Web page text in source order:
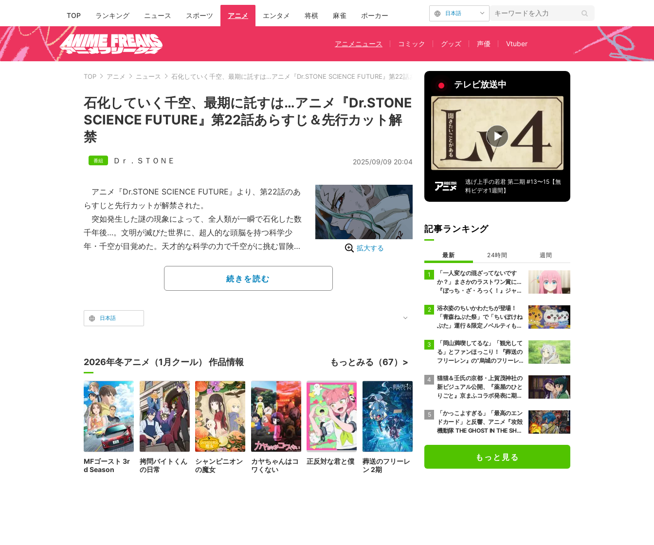
TOP ランキング ニュース スポーツ アニメ エンタメ 将棋 麻雀 ポーカー 日本語
アニメニュース コミック グッズ 声優 Vtuber
TOP アニメ ニュース 石化していく千空、最期に託すは…アニメ『Dr.STONE SCIENCE FUTURE』第22話あらすじ＆先行カット解禁
石化していく千空、最期に託すは…アニメ『Dr.STONE
SCIENCE FUTURE』第22話あらすじ＆先行カット解
禁
Ｄｒ．ＳＴＯＮＥ 2025/09/09 20:04
拡大する
アニメ『Dr.STONE SCIENCE FUTURE』より、第22話のあ
らすじと先行カットが解禁された。
突如発生した謎の現象によって、全人類が一瞬で石化した数
千年後…。文明が滅びた世界に、超人的な頭脳を持つ科学少
年・千空が目覚めた。天才的な科学の力で千空がに挑む冒険譚
社）で 2017年14号から 2022年14号まで連載され、『次にくる
マンガ大賞2018』（コミックス部門2位）、『小学館漫画賞』
万部突破の『Dr.STONE』（原作：稲垣理一郎氏、作画：Boich
i氏）。
続きを読む
日本語
2026年冬アニメ（1月クール） 作品情報 もっとみる（67）
MFゴースト 3r
d Season
拷問バイトくん
の日常
シャンピニオン
の魔女
カヤちゃんはコ
ワくない
正反対な君と僕
葬送のフリーレ
ン 2期
テレビ放送中
逃げ上手の若君 第二期 #13〜15【無
料ビデオ1週間】
記事ランキング
最新 24時間 週間
「一人変なの混ざってないです
か？」まさかのラストワン賞に…
『ぼっち・ざ・ろっく！』ジャー
浴衣姿のちいかわたちが登場！
「青森ねぶた祭」で「ちいぽけね
ぶた」運行＆限定ノベルティも配
「岡山満喫してるな」「観光して
る」とファンほっこり！『葬送の
フリーレン』の“烏城のフリーレ
猫猫＆壬氏の京都・上賀茂神社の
新ビジュアル公開、『薬屋のひと
りごと』京まふコラボ発表に期待
「かっこよすぎる」「最高のエン
ドカード」と反響、アニメ『攻殻
機動隊 THE GHOST IN THE SHEL
もっと見る